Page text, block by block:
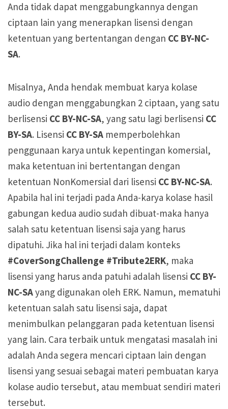
Anda tidak dapat menggabungkannya dengan
ciptaan lain yang menerapkan lisensi dengan
ketentuan yang bertentangan dengan CC BY-NC-
SA.
Misalnya, Anda hendak membuat karya kolase
audio dengan menggabungkan 2 ciptaan, yang satu
berlisensi CC BY-NC-SA, yang satu lagi berlisensi CC
BY-SA. Lisensi CC BY-SA memperbolehkan
penggunaan karya untuk kepentingan komersial,
maka ketentuan ini bertentangan dengan
ketentuan NonKomersial dari lisensi CC BY-NC-SA.
Apabila hal ini terjadi pada Anda-karya kolase hasil
gabungan kedua audio sudah dibuat-maka hanya
salah satu ketentuan lisensi saja yang harus
dipatuhi. Jika hal ini terjadi dalam konteks
#CoverSongChallenge #Tribute2ERK, maka
lisensi yang harus anda patuhi adalah lisensi CC BY-
NC-SAyang digunakan oleh ERK. Namun, mematuhi
ketentuan salah satu lisensi saja, dapat
menimbulkan pelanggaran pada ketentuan lisensi
yang lain. Cara terbaik untuk mengatasi masalah ini
adalah Anda segera mencari ciptaan lain dengan
lisensi yang sesuai sebagai materi pembuatan karya
kolase audio tersebut, atau membuat sendiri materi
tersebut.